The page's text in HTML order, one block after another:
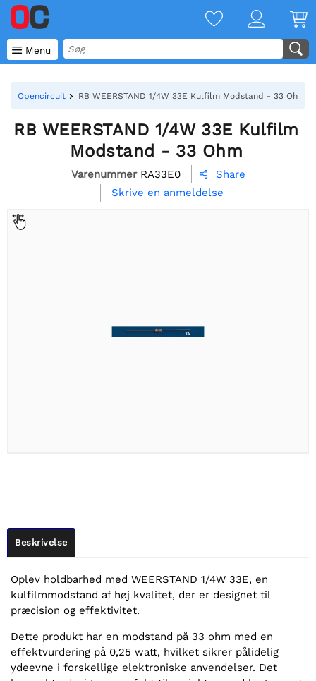
 Menu
Opencircuit RB WEERSTAND 1/4W 33E Kulfilm Modstand - 33 Ohm
RB WEERSTAND 1/4W 33E Kulfilm
Modstand - 33 Ohm
Varenummer RA33E0 
Share
Skrive en anmeldelse
Beskrivelse
Oplev holdbarhed med WEERSTAND 1/4W 33E, en
kulfilmmodstand af høj kvalitet, der er designet til
præcision og effektivitet.
Dette produkt har en modstand på 33 ohm med en
effektvurdering på 0,25 watt, hvilket sikrer pålidelig
ydeevne i forskellige elektroniske anvendelser. Det